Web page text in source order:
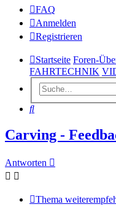
FAQ
Anmelden
Registrieren
Startseite Foren-
FAHRTECHNIK
Suche
Carving -
Antworten
Thema